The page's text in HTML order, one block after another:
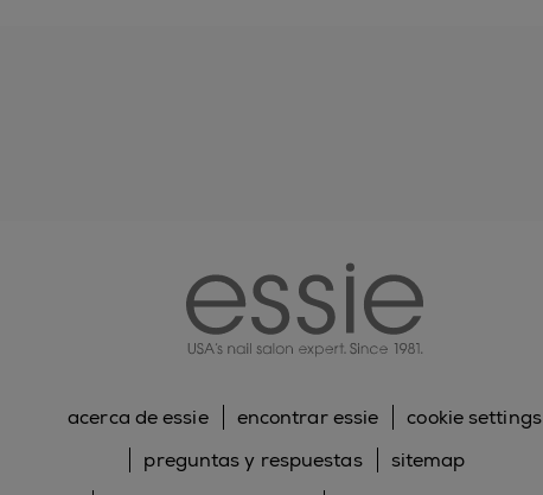
acerca de essie encontrar essie
cookie settings
preguntas y respuestas
sitemap